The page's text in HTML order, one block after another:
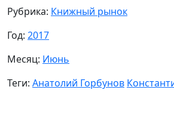
Рубрика: Книжный рынок
Год: 2017
Месяц: Июнь
Теги: Анатолий Горбунов